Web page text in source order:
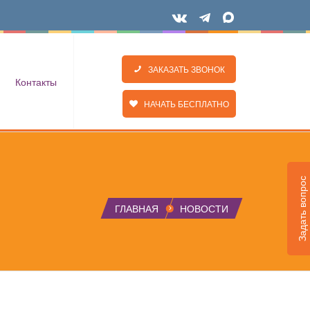
Контакты
ЗАКАЗАТЬ ЗВОНОК
НАЧАТЬ БЕСПЛАТНО
ГЛАВНАЯ НОВОСТИ Задать вопрос